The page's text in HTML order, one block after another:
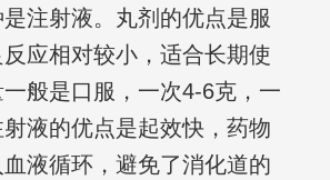
注射液。丸剂的优点是服
应相对较小，适合长期使
般是口服，一次4-6克，一
液的优点是起效快，药物
液循环，避免了消化道的